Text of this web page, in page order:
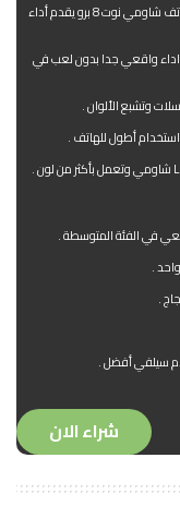
أداء المعالج ممتاز جداً ولكنه ليس الأفضل بهذا السعر .. فهاتف شاومي نوت 8 برو يقدم أداء
اداء واقعي جدا بدون لعب في
أطول للهاتف .
.
.
شراء الان